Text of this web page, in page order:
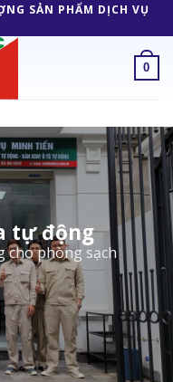
SẢN PHẨM DỊCH VỤ
0
tự động
cho phòng sạch